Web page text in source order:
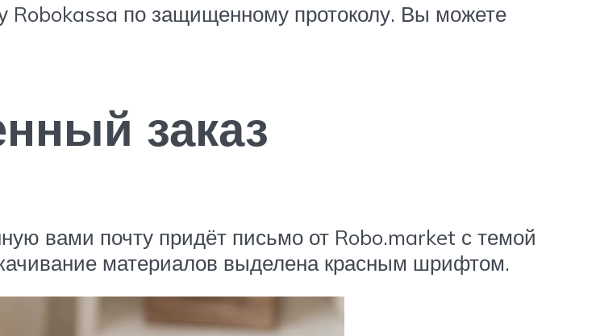
Robokassa по защищенному протоколу. Вы можете
заказ
вами почту придёт письмо от Robo.market с темой
материалов выделена красным шрифтом.